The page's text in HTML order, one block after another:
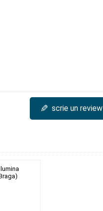
✎ scrie un review